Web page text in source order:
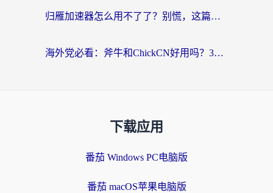
归雁加速器怎么用不了了？别慌，这篇指南教你如何丝滑“回家”
海外党必看：斧牛和ChickCN好用吗？3款热门加速器实测+番茄加速器深度体验
下载应用
番茄 Windows PC电脑版
番茄 macOS苹果电脑版